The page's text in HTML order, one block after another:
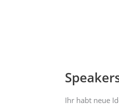
Ihr habt neue
für
Jugendliche